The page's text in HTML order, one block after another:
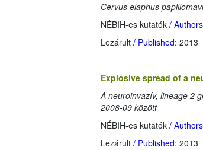
Cervus elaphus
NÉBIH-es kutatók /
Lezárult/ Published: 2013
Explosive spread of a
A neuroinvazív, lineage 2
2008-09 között
NÉBIH-es kutatók /
Lezárult/ Published: 2013